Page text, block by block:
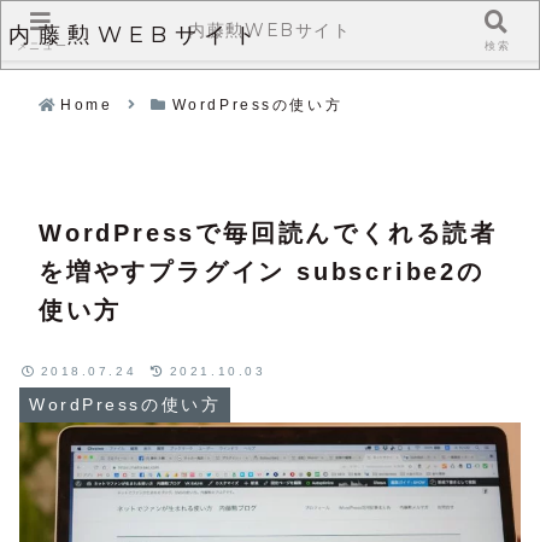
内藤勲WEBサイト
Home WordPressの使い方
WordPressで毎回読んでくれる読者
を増やすプラグイン subscribe2の
使い方
WordPressの使い方
2018.07.24 2021.10.03
メニュー
内藤勲WEBサイト
検索